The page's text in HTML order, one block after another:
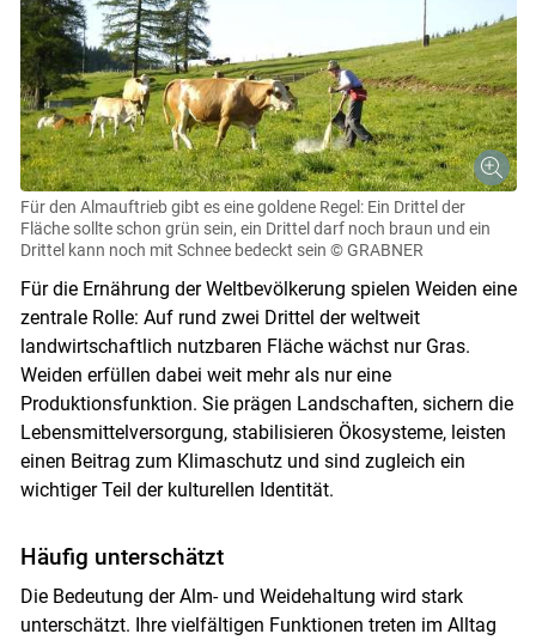
Für den Almauftrieb gibt es eine goldene Regel: Ein Drittel der
Fläche sollte schon grün sein, ein Drittel darf noch braun und ein
Drittel kann noch mit Schnee bedeckt sein © GRABNER
Für die Ernährung der Weltbevölkerung spielen Weiden eine
zentrale Rolle: Auf rund zwei Drittel der weltweit
landwirtschaftlich nutzbaren Fläche wächst nur Gras.
Weiden erfüllen dabei weit mehr als nur eine
Produktionsfunktion. Sie prägen Landschaften, sichern die
Lebensmittelversorgung, stabilisieren Ökosysteme, leisten
einen Beitrag zum Klimaschutz und sind zugleich ein
wichtiger Teil der kulturellen Identität.
Häufig unterschätzt
Die Bedeutung der Alm- und Weidehaltung wird stark
unterschätzt. Ihre vielfältigen Funktionen treten im Alltag